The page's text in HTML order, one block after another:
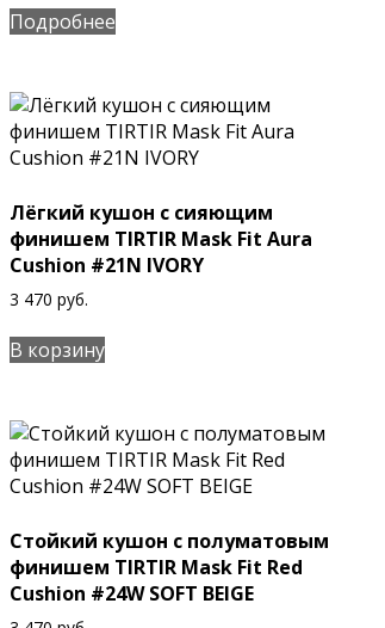
Подробнее
Лёгкий кушон с сияющим
финишем TIRTIR Mask Fit Aura
Cushion #21N IVORY
3 470 руб.
В корзину
Стойкий кушон с полуматовым
финишем TIRTIR Mask Fit Red
Cushion #24W SOFT BEIGE